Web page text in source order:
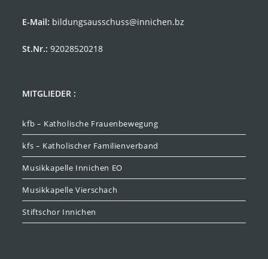
E-Mail: bildungsausschuss@innichen.bz
St.Nr.: 92028520218
MITGLIEDER :
kfb – Katholische Frauenbewegung
kfs – Katholischer Familienverband
Musikkapelle Innichen EO
Musikkapelle Vierschach
Stiftschor Innichen